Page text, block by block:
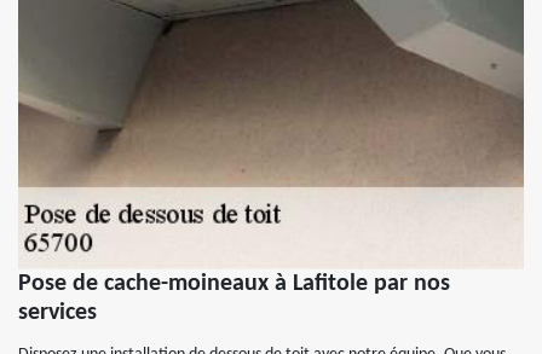
Pose de cache-moineaux à Lafitole par nos
services